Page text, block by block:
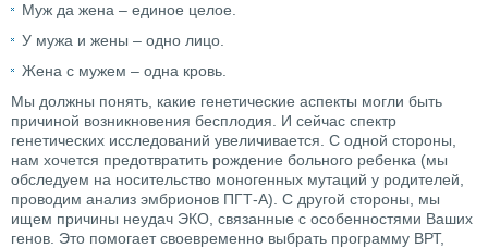
Муж да жена – единое целое.
У мужа и жены – одно лицо.
Жена с мужем – одна кровь.
Мы должны понять, какие генетические аспекты могли быть
причиной возникновения бесплодия. И сейчас спектр
генетических исследований увеличивается. С одной стороны,
нам хочется предотвратить рождение больного ребенка (мы
обследуем на носительство моногенных мутаций у родителей,
проводим анализ эмбрионов ПГТ-А). С другой стороны, мы
ищем причины неудач ЭКО, связанные с особенностями Ваших
генов. Это помогает своевременно выбрать программу ВРТ,